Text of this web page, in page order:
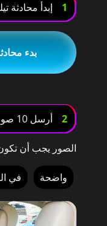
1 إبدأ محادثة
بدء
2 أرسل 10 صور لسيارتك
الصور يجب أن
واضحة في